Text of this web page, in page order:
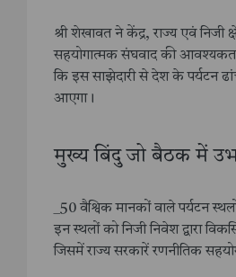
श्री शेखावत ने केंद्र, राज्य एवं निजी
सहयोगात्मक संघवाद की
कि इस साझेदारी से देश के पर्यटन
आएगा।
मुख्य बिंदु जो बैठक में
_50 वैश्विक मानकों वाले पर्यटन
इन स्थलों को निजी निवेश द्वारा
जिसमें राज्य सरकारें रणनीतिक